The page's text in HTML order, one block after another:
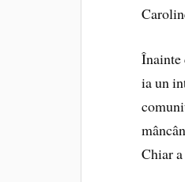
Înainte
ia un
Chiar